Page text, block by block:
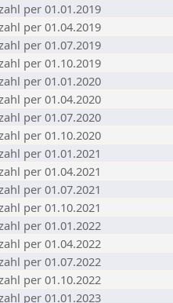
per 01.01.2019
per 01.04.2019
per 01.07.2019
per 01.10.2019
per 01.01.2020
per 01.04.2020
per 01.07.2020
per 01.10.2020
per 01.01.2021
per 01.04.2021
per 01.07.2021
per 01.10.2021
per 01.01.2022
per 01.04.2022
per 01.07.2022
per 01.10.2022
per 01.01.2023